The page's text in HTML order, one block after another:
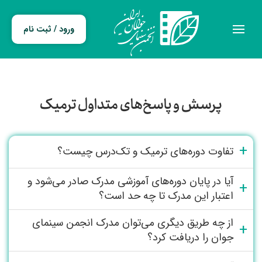
ورود / ثبت نام
پرسش و پاسخ‌های متداول ترمیک
تفاوت دوره‌های ترمیک و تک‌درس چیست؟
دوره‌های ترمیک طولانی‌مدت و در چند ترم برگزار می‌شود و
دوره‌های تک‌درس کوتاه مدت و ساعتی است.
آیا در پایان دوره‌های آموزشی مدرک صادر می‌شود و
اعتبار این مدرک تا چه حد است؟
پس از پایان هر یک از دوره‌های آموزشی، هنرجو در صورت
قبولی، مدرک انجمن سینمای جوانان مرتبط با دوره گذرانده
شده را دریافت می‌کند. این مدرک بین‌المللی و قابل ترجمه
از چه طریق دیگری می‌توان مدرک انجمن سینمای
جوان را دریافت کرد؟
مدرک انجمن سینمای انجمن منوط به شرکت در یکی